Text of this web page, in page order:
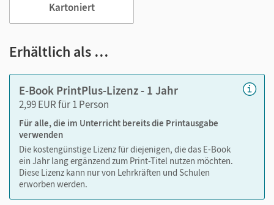
Notizen erstellen
Text ergänzen
im Text suchen
zoomen
Die Medien sind wichtige Bestandteile dieses E-Books. Sie
sind seitengenau platziert, damit Sie und Ihre Schüler/-innen
jederzeit unkompliziert darauf zugreifen können. So
gestalten Sie das Lehren und Lernen zeitsparend und
abwechslungsreich. Kein Medienwechsel! Kein
zeitaufwendiges Suchen!
Kartoniert
Erhältlich als …
E-Book PrintPlus-Lizenz - 1 Jahr
2,99 EUR für 1 Person
Für alle, die im Unterricht bereits die Printausgabe
verwenden
Die kostengünstige Lizenz für diejenigen, die das E-Book
ein Jahr lang ergänzend zum Print-Titel nutzen möchten.
Diese Lizenz kann nur von Lehrkräften und Schulen
erworben werden.